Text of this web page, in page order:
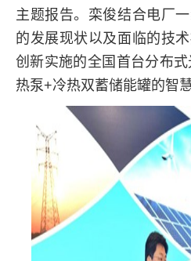
主题报告。栾俊结合电厂
的发展现状以及面临的技
创新实施的全国首台分布
热泵+冷热双蓄储能罐的智